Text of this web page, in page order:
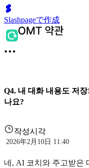
Slashpageで作成
Q4. 내 대화 내용도 저
나요?
작성시각
2026年2月10日 11:40
네, AI 코치와 주고받은